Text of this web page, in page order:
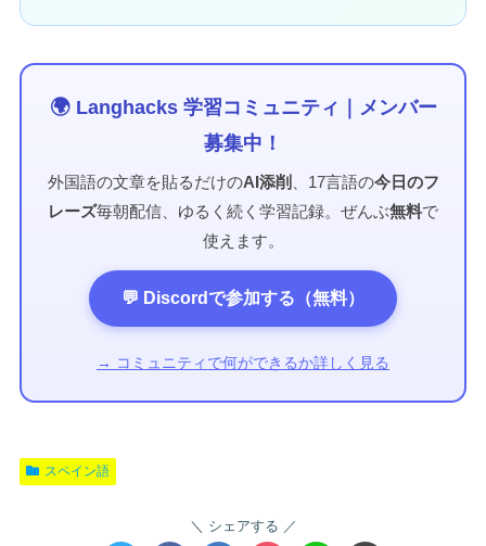
🌍 Langhacks 学習コミュニティ｜メンバー
募集中！
外国語の文章を貼るだけのAI添削 、17言語の今日のフ
レーズ毎朝配信、ゆるく続く学習記録。ぜんぶ無料で
使えます。
💬 Discordで参加する（無料）
→ コミュニティで何ができるか詳しく見る
スペイン語
シェアする